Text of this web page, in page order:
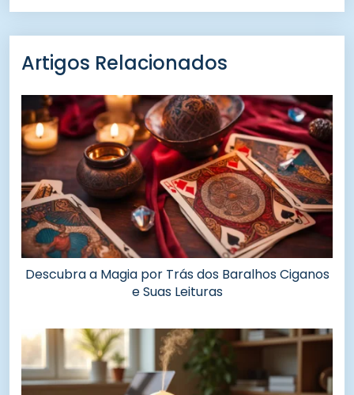
Artigos Relacionados
Descubra a Magia por Trás dos Baralhos Ciganos
e Suas Leituras